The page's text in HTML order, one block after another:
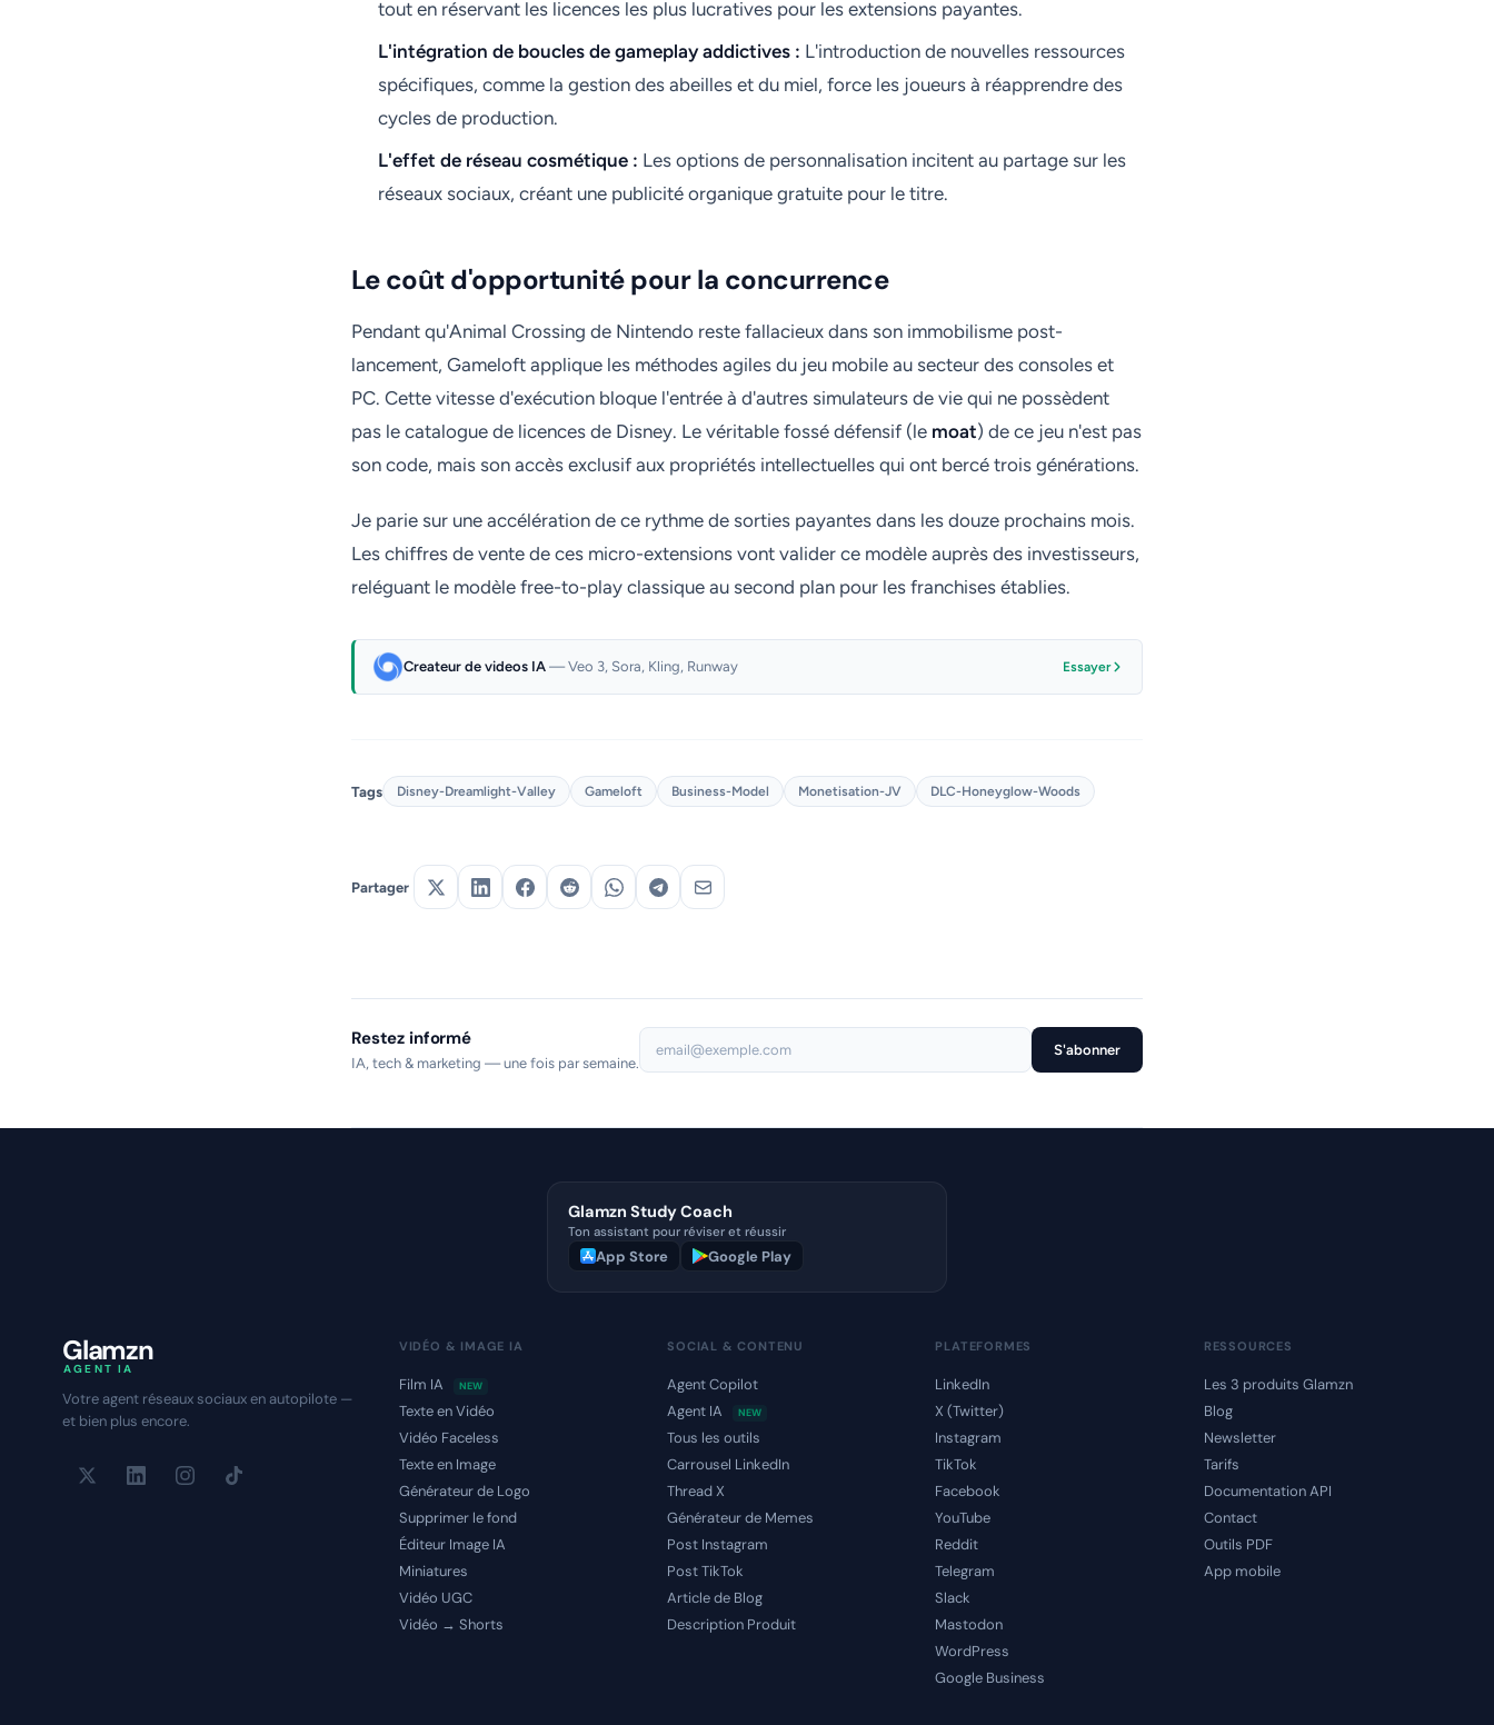
tout en réservant les licences les plus lucratives pour les extensions payantes.
L'intégration de boucles de gameplay addictives : L'introduction de nouvelles ressources
spécifiques, comme la gestion des abeilles et du miel, force les joueurs à réapprendre des
cycles de production.
L'effet de réseau cosmétique : Les options de personnalisation incitent au partage sur les
réseaux sociaux, créant une publicité organique gratuite pour le titre.
Le coût d'opportunité pour la concurrence
Pendant qu'Animal Crossing de Nintendo reste fallacieux dans son immobilisme post-
lancement, Gameloft applique les méthodes agiles du jeu mobile au secteur des consoles et
PC. Cette vitesse d'exécution bloque l'entrée à d'autres simulateurs de vie qui ne possèdent
pas le catalogue de licences de Disney. Le véritable fossé défensif (le moat) de ce jeu n'est pas
son code, mais son accès exclusif aux propriétés intellectuelles qui ont bercé trois générations.
Je parie sur une accélération de ce rythme de sorties payantes dans les douze prochains mois.
Les chiffres de vente de ces micro-extensions vont valider ce modèle auprès des investisseurs,
reléguant le modèle free-to-play classique au second plan pour les franchises établies.
Createur de videos IA — Veo 3, Sora, Kling, Runway Essayer
Tags Disney-Dreamlight-Valley Gameloft Business-Model Monetisation-JV DLC-Honeyglow-Woods
Partager
Restez informé
IA, tech & marketing — une fois par semaine.
S'abonner
Glamzn Study Coach
Ton assistant pour réviser et réussir
App Store Google Play
Glamzn
AGENT IA
Votre agent réseaux sociaux en autopilote —
et bien plus encore.
VIDÉO & IMAGE IA
Film IA NEW
Texte en Vidéo
Vidéo Faceless
Texte en Image
Générateur de Logo
Supprimer le fond
Éditeur Image IA
Miniatures
Vidéo UGC
Vidéo → Shorts
SOCIAL & CONTENU
Agent Copilot
Agent IA
NEW
Tous les outils
Carrousel LinkedIn
Thread X
Générateur de Memes
Post Instagram
Post TikTok
Article de Blog
Description Produit
PLATEFORMES
LinkedIn
X (Twitter)
Instagram
TikTok
Facebook
YouTube
Reddit
Telegram
Slack
Mastodon
WordPress
Google Business
RESSOURCES
Les 3 produits Glamzn
Blog
Newsletter
Tarifs
Documentation API
Contact
Outils PDF
App mobile